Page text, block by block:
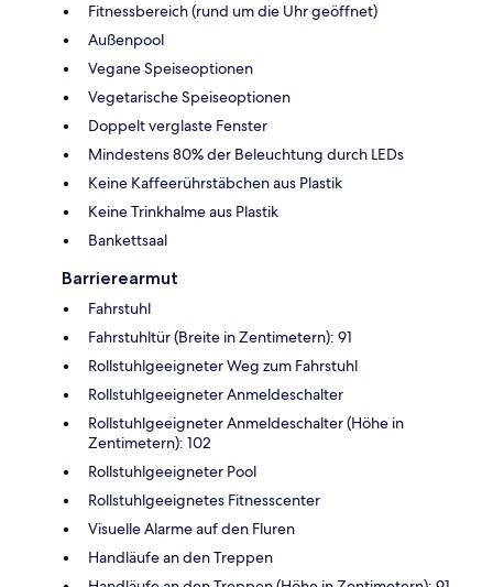
Fitnessbereich (rund um die Uhr geöffnet)
Außenpool
Vegane Speiseoptionen
Vegetarische Speiseoptionen
Doppelt verglaste Fenster
Mindestens 80% der Beleuchtung durch LEDs
Keine Kaffeerührstäbchen aus Plastik
Keine Trinkhalme aus Plastik
Bankettsaal
Barrierearmut
Fahrstuhl
Fahrstuhltür (Breite in Zentimetern): 91
Rollstuhlgeeigneter Weg zum Fahrstuhl
Rollstuhlgeeigneter Anmeldeschalter
Rollstuhlgeeigneter Anmeldeschalter (Höhe in
Zentimetern): 102
Rollstuhlgeeigneter Pool
Rollstuhlgeeignetes Fitnesscenter
Visuelle Alarme auf den Fluren
Handläufe an den Treppen